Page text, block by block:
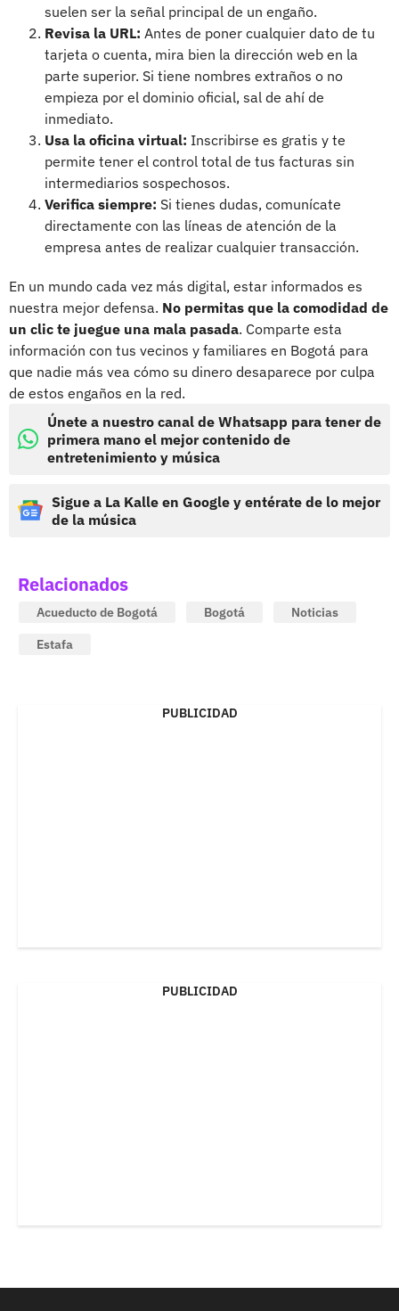
suelen ser la señal principal de un engaño.
Revisa la URL: Antes de poner cualquier dato de tu
tarjeta o cuenta, mira bien la dirección web en la
parte superior. Si tiene nombres extraños o no
empieza por el dominio oficial, sal de ahí de
inmediato.
Usa la oficina virtual: Inscribirse es gratis y te
permite tener el control total de tus facturas sin
intermediarios sospechosos.
Verifica siempre: Si tienes dudas, comunícate
directamente con las líneas de atención de la
empresa antes de realizar cualquier transacción.
En un mundo cada vez más digital, estar informados es
nuestra mejor defensa. No permitas que la comodidad de
un clic te juegue una mala pasada. Comparte esta
información con tus vecinos y familiares en Bogotá para
que nadie más vea cómo su dinero desaparece por culpa
de estos engaños en la red.
Únete a nuestro canal de Whatsapp para tener de
primera mano el mejor contenido de
entretenimiento y música
Sigue a La Kalle en Google y entérate de lo mejor
de la música
Relacionados
Acueducto de Bogotá Bogotá
Noticias
Estafa
PUBLICIDAD
PUBLICIDAD